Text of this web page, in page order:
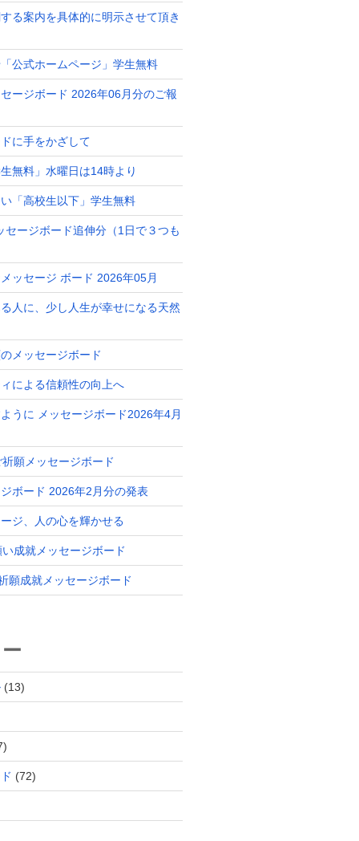
る案内を具体的に明示させて頂き
公式ホームページ」学生無料
ージボード 2026年06月分のご報
に手をかざして
無料」水曜日は14時より
「高校生以下」学生無料
セージボード追伸分（1日で３つも
ッセージ ボード 2026年05月
人に、少し人生が幸せになる天然
メッセージボード
による信頼性の向上へ
うに メッセージボード2026年4月
願メッセージボード
ボード 2026年2月分の発表
ジ、人の心を輝かせる
成就メッセージボード
願成就メッセージボード
(13)
(72)